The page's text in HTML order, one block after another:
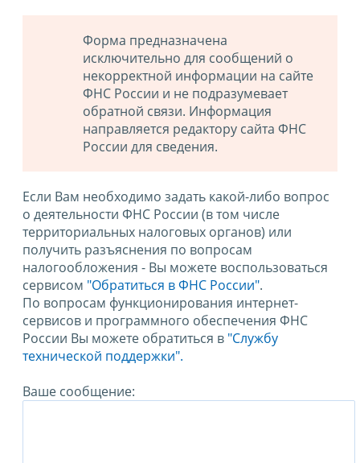
Форма предназначена
исключительно для сообщений о
некорректной информации на сайте
ФНС России и не подразумевает
обратной связи. Информация
направляется редактору сайта ФНС
России для сведения.
Если Вам необходимо задать какой-либо вопрос
о деятельности ФНС России (в том числе
территориальных налоговых органов) или
получить разъяснения по вопросам
налогообложения - Вы можете воспользоваться
сервисом "Обратиться в ФНС России".
По вопросам функционирования интернет-
сервисов и программного обеспечения ФНС
России Вы можете обратиться в "Службу
технической поддержки".
Ваше сообщение: